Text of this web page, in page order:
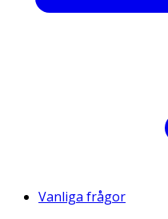
Vanliga frågor